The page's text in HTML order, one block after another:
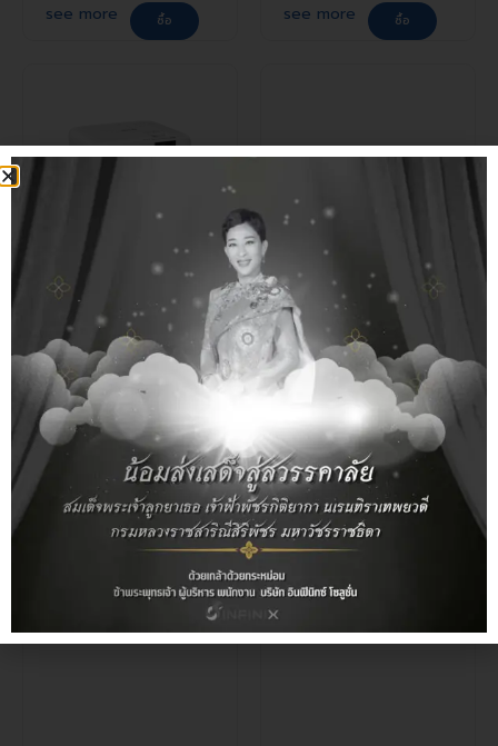
see more
ซื้อ
see more
ซื้อ
IN STOCK
Epson EB-E24 XGA
3LCD Projector
฿
17,988.00
see more
ซื้อ
IN STOCK
Epson EB-FH54 Full
HD Wireless 3LCD
Projector
฿
38,620.00
see more